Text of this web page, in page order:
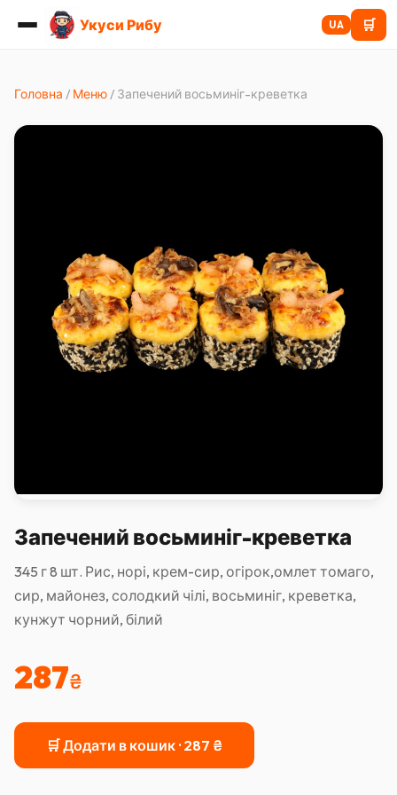
Укуси Рибу UA 🛒
Головна / Меню/ Запечений восьминіг-креветка
Запечений восьминіг-креветка
345 г 8 шт. Рис, норі, крем-сир, огірок,омлет томаго,
сир, майонез, солодкий чілі, восьминіг, креветка,
кунжут чорний, білий
287₴
🛒 Додати в кошик ·287 ₴